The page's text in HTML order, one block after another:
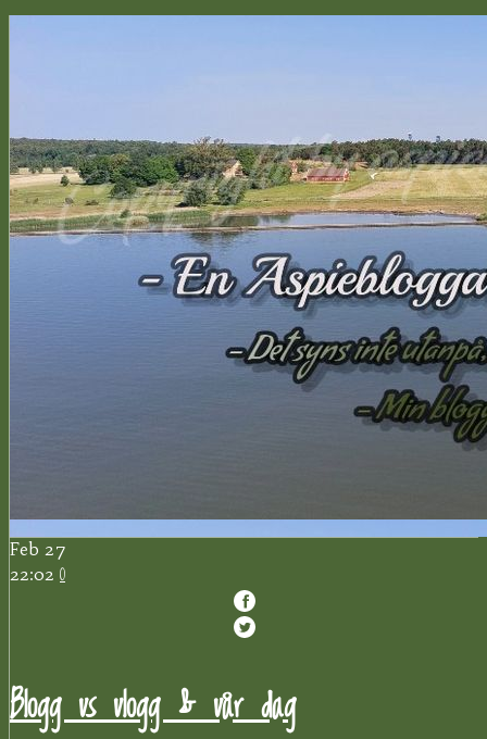
Feb 27
22:02 0
Blogg vs vlogg & vår dag